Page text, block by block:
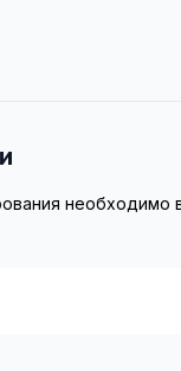
необходимо